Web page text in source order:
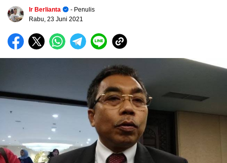
Ir Berlianta
- Penulis
Rabu, 23 Juni 2021